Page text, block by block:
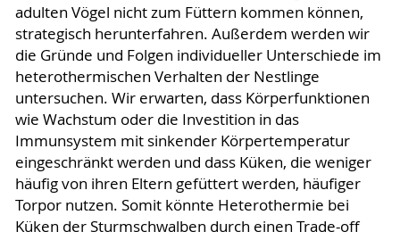
adulten Vögel nicht zum Füttern kommen können,
strategisch herunterfahren. Außerdem werden wir
die Gründe und Folgen individueller Unterschiede im
heterothermischen Verhalten der Nestlinge
untersuchen. Wir erwarten, dass Körperfunktionen
wie Wachstum oder die Investition in das
Immunsystem mit sinkender Körpertemperatur
eingeschränkt werden und dass Küken, die weniger
häufig von ihren Eltern gefüttert werden, häufiger
Torpor nutzen. Somit könnte Heterothermie bei
Küken der Sturmschwalben durch einen Trade-off